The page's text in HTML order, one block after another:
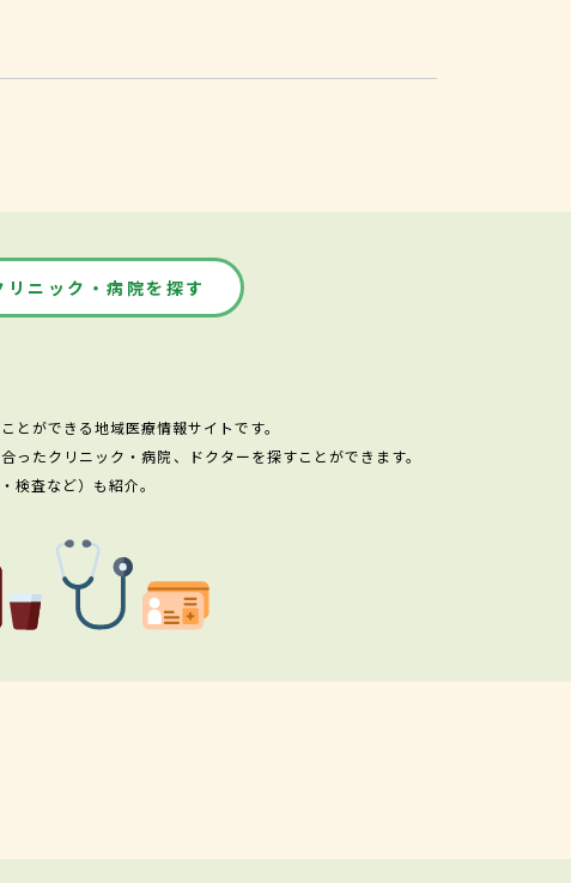
リニック・病院を探す
ができる地域医療情報サイトです。
たクリニック・病院、ドクターを探すことができます。
検査など）も紹介。